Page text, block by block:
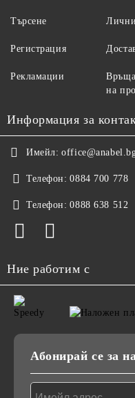
Търсене
Регистрация
Рекламации
на
Информация за
Имейл:
Телефон: 0884 700 778
Телефон: 0888 638 512
Ние работим с
Абонирай се за